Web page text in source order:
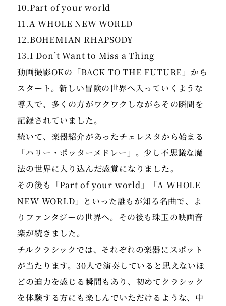
10.Part of your world
11.A WHOLE NEW WORLD
12.BOHEMIAN RHAPSODY
13.I Don’t Want to Miss a Thing
動画撮影OKの「BACK TO THE FUTURE」から
スタート。新しい冒険の世界へ入っていくような
導入で、多くの方がワクワクしながらその瞬間を
記録されていました。
続いて、楽器紹介があったチェレスタから始まる
「ハリー・ポッターメドレー」。少し不思議な魔
法の世界に入り込んだ感覚になりました。
その後も「Part of your world」「A WHOLE
NEW WORLD」といった誰もが知る名曲で、よ
りファンタジーの世界へ。その後も珠玉の映画音
楽が続きました。
チルクラシックでは、それぞれの楽器にスポット
が当たります。30人で演奏していると思えないほ
どの迫力を感じる瞬間もあり、初めてクラシック
を体験する方にも楽しんでいただけるような、中